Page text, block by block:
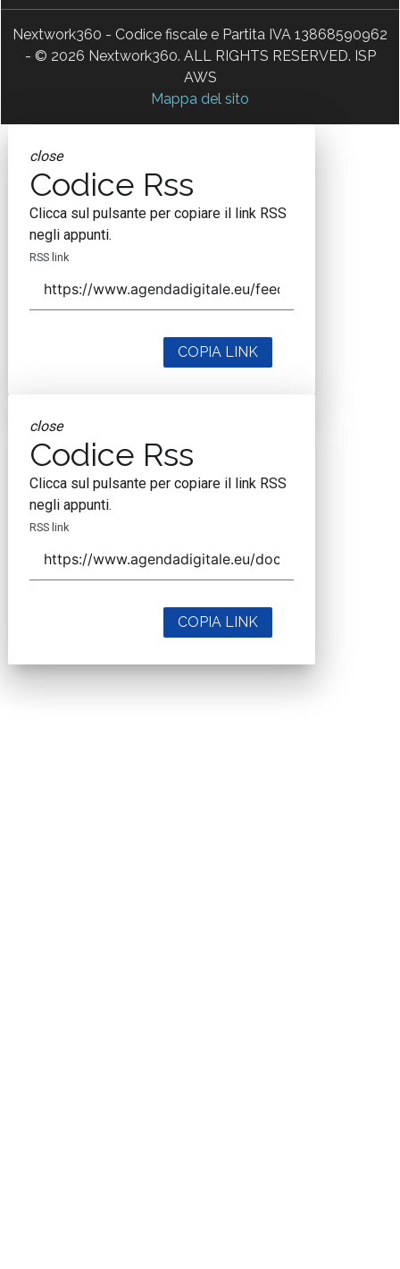
Nextwork360 - Codice fiscale e Partita IVA 13868590962
- © 2026 Nextwork360. ALL RIGHTS RESERVED. ISP
AWS
Mappa del sito
close
Codice Rss
Clicca sul pulsante per copiare il link RSS
negli appunti.
RSS link
COPIA LINK
close
Codice Rss
Clicca sul pulsante per copiare il link RSS
negli appunti.
RSS link
COPIA LINK